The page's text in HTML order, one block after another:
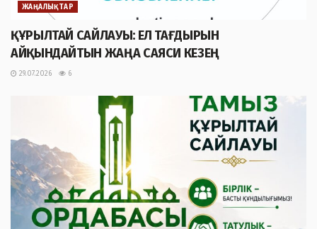
ЖАҢАЛЫҚТАР
ҚҰРЫЛТАЙ САЙЛАУЫ: ЕЛ ТАҒДЫРЫН
АЙҚЫНДАЙТЫН ЖАҢА САЯСИ КЕЗЕҢ
29.07.2026 6